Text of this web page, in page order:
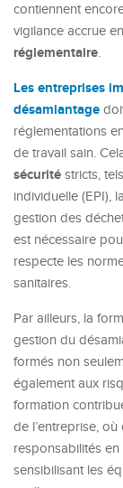
contiennent
vigilance accrue
réglementaire.
Les entreprises
désamiantage
réglementations
de travail sain.
sécurité stricts,
individuelle (EPI),
gestion des
est nécessaire
respecte les
sanitaires.
Par ailleurs, la
gestion du
formés non
également aux
formation
de l’entreprise,
responsabilités
sensibilisant les